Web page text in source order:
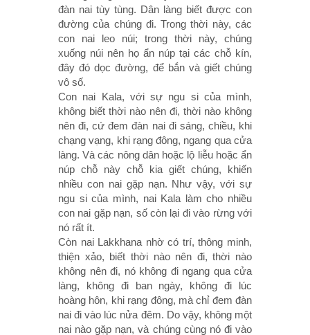
đàn nai tùy tùng. Dân làng biết được con
đường của chúng đi. Trong thời này, các
con nai leo núi; trong thời này, chúng
xuống núi nên họ ẩn núp tại các chỗ kín,
đây đó dọc đường, để bắn và giết chúng
vô số.
Con nai Kala, với sự ngu si của mình,
không biết thời nào nên đi, thời nào không
nên đi, cứ đem đàn nai đi sáng, chiều, khi
chạng vạng, khi rạng đông, ngang qua cửa
làng. Và các nông dân hoặc lộ liễu hoặc ẩn
núp chỗ này chỗ kia giết chúng, khiến
nhiều con nai gặp nạn. Như vậy, với sự
ngu si của mình, nai Kala làm cho nhiều
con nai gặp nạn, số còn lại đi vào rừng với
nó rất ít.
Còn nai Lakkhana nhờ có trí, thông minh,
thiện xảo, biết thời nào nên đi, thời nào
không nên đi, nó không đi ngang qua cửa
làng, không đi ban ngày, không đi lúc
hoàng hôn, khi rạng đông, mà chỉ đem đàn
nai đi vào lúc nửa đêm. Do vậy, không một
nai nào gặp nạn, và chúng cùng nó đi vào